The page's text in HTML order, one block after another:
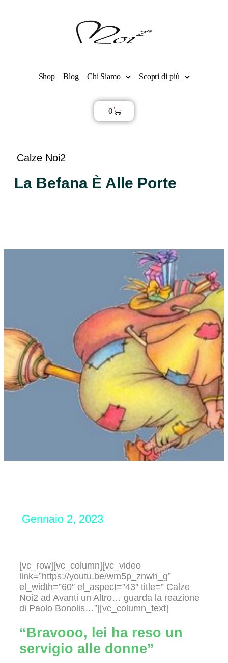
Shop Blog Chi Siamo Scopri di più
0
Calze Noi2
La Befana È Alle Porte
Gennaio 2, 2023
[vc_row][vc_column][vc_video
link=”https://youtu.be/wm5p_znwh_g”
el_width=”60″ el_aspect=”43″ title=” Calze
Noi2 ad Avanti un Altro… guarda la reazione
di Paolo Bonolis…”][vc_column_text]
“Bravooo, lei ha reso un
servigio alle donne”